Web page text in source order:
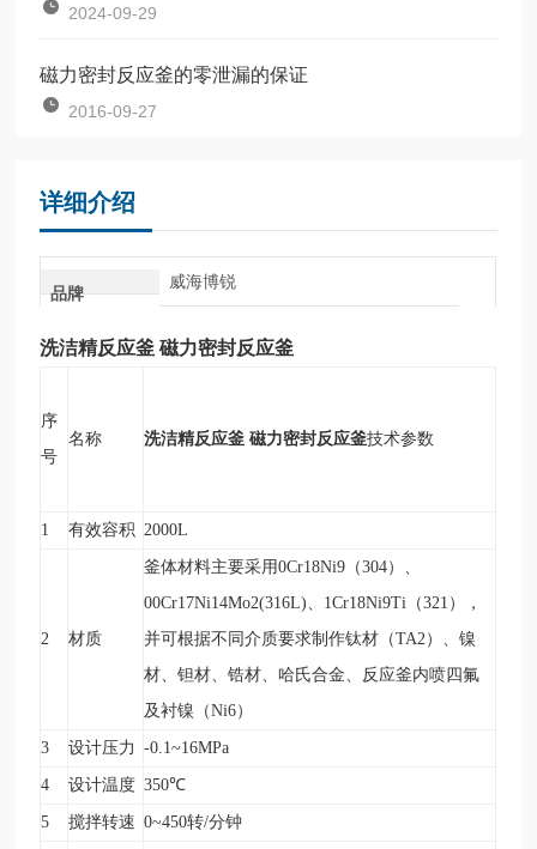
2024-09-29
磁力密封反应釜的零泄漏的保证
2016-09-27
详细介绍
品牌
威海博锐
洗洁精反应釜 磁力密封反应釜
序
号
名称 洗洁精反应釜 磁力密封反应釜技术参数
1 有效容积 2000L
2 材质
釜体材料主要采用0Cr18Ni9（304）、
00Cr17Ni14Mo2(316L)、1Cr18Ni9Ti（321），
并可根据不同介质要求制作钛材（TA2）、镍
材、钽材、锆材、哈氏合金、反应釜内喷四氟
及衬镍（Ni6）
3 设计压力 -0.1~16MPa
4 设计温度 350℃
5 搅拌转速 0~450转/分钟